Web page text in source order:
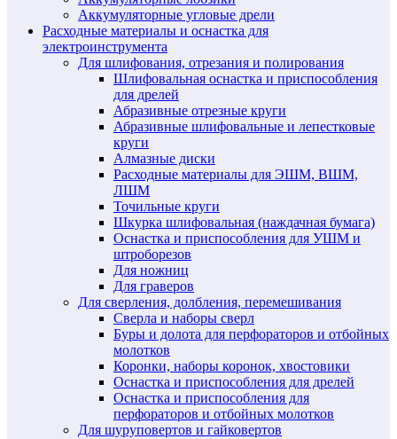
Аккумуляторные угловые дрели
Расходные материалы и оснастка для
электроинструмента
Для шлифования, отрезания и полирования
Шлифовальная оснастка и приспособления
для дрелей
Абразивные отрезные круги
Абразивные шлифовальные и лепестковые
круги
Алмазные диски
Расходные материалы для ЭШМ, ВШМ,
ЛШМ
Точильные круги
Шкурка шлифовальная (наждачная бумага)
Оснастка и приспособления для УШМ и
штроборезов
Для ножниц
Для граверов
Для сверления, долбления, перемешивания
Сверла и наборы сверл
Буры и долота для перфораторов и отбойных
молотков
Коронки, наборы коронок, хвостовики
Оснастка и приспособления для дрелей
Оснастка и приспособления для
перфораторов и отбойных молотков
Для шуруповертов и гайковертов